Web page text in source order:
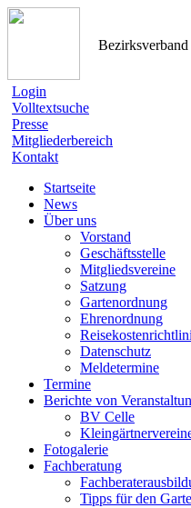
Login
Volltextsuche
Presse
Mitgliederbereich
Kontakt
Startseite
News
Über uns
Vorstand
Geschäftsstelle
Mitgliedsvereine
Satzung
Gartenordnung
Ehrenordnung
Datenschutz
Meldetermine
Termine
Berichte von
BV Celle
Fotogalerie
Fachberatung
Tipps für den